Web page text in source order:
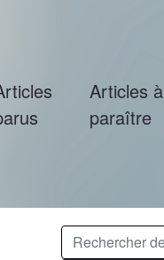
Articles à
paraître